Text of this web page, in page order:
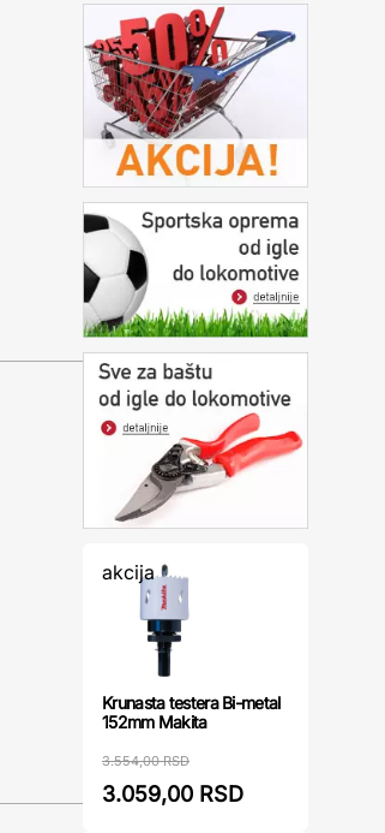
akcija
Krunasta testera Bi-metal
152mm Makita
3.554,00 RSD
3.059,00 RSD